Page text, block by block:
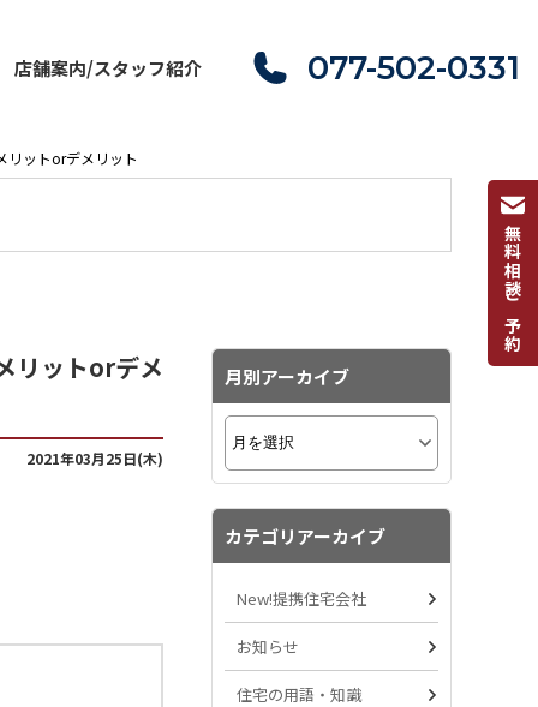
店舗案内/スタッフ紹介 077-502-0331
無料相談ご予約
リットorデメリット
リットorデメ
2021年03月25日(木)
月別アーカイブ
カテゴリアーカイブ
New!提携住宅会社
お知らせ
住宅の用語・知識